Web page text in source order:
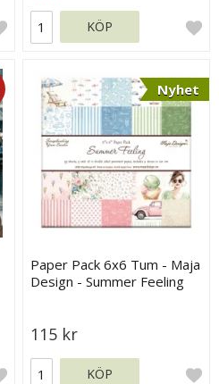
KÖP
Nyhet
Paper Pack 6x6 Tum - Maja
Design - Summer Feeling
115 kr
KÖP